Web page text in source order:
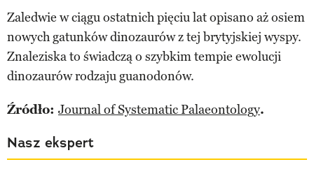
Zaledwie w ciągu ostatnich pięciu lat opisano aż osiem
nowych gatunków dinozaurów z tej brytyjskiej wyspy.
Znaleziska to świadczą o szybkim tempie ewolucji
dinozaurów rodzaju guanodonów.
Źródło: Journal of Systematic Palaeontology.
Nasz ekspert